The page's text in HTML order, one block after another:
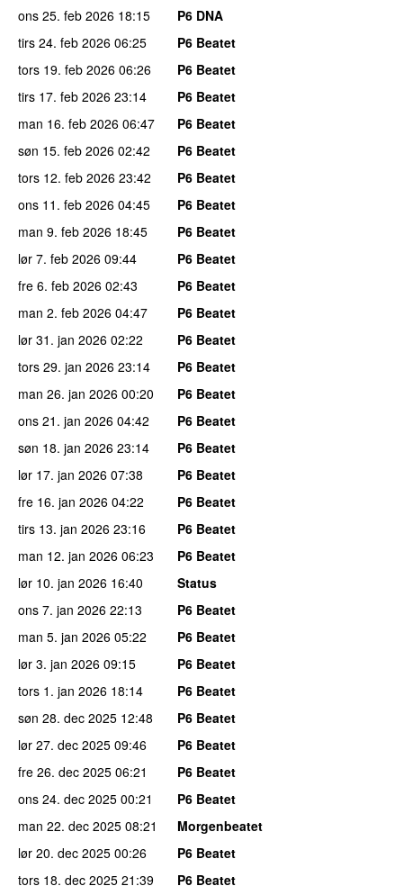
ons 25. feb 2026 18:15
P6 DNA
tirs 24. feb 2026 06:25
P6 Beatet
tors 19. feb 2026 06:26
P6 Beatet
tirs 17. feb 2026 23:14
P6 Beatet
man 16. feb 2026 06:47
P6 Beatet
søn 15. feb 2026 02:42
P6 Beatet
tors 12. feb 2026 23:42
P6 Beatet
ons 11. feb 2026 04:45
P6 Beatet
man 9. feb 2026 18:45
P6 Beatet
lør 7. feb 2026 09:44
P6 Beatet
fre 6. feb 2026 02:43
P6 Beatet
man 2. feb 2026 04:47
P6 Beatet
lør 31. jan 2026 02:22
P6 Beatet
tors 29. jan 2026 23:14
P6 Beatet
man 26. jan 2026 00:20
P6 Beatet
ons 21. jan 2026 04:42
P6 Beatet
søn 18. jan 2026 23:14
P6 Beatet
lør 17. jan 2026 07:38
P6 Beatet
fre 16. jan 2026 04:22
P6 Beatet
tirs 13. jan 2026 23:16
P6 Beatet
man 12. jan 2026 06:23
P6 Beatet
lør 10. jan 2026 16:40
Status
ons 7. jan 2026 22:13
P6 Beatet
man 5. jan 2026 05:22
P6 Beatet
lør 3. jan 2026 09:15
P6 Beatet
tors 1. jan 2026 18:14
P6 Beatet
søn 28. dec 2025 12:48
P6 Beatet
lør 27. dec 2025 09:46
P6 Beatet
fre 26. dec 2025 06:21
P6 Beatet
ons 24. dec 2025 00:21
P6 Beatet
man 22. dec 2025 08:21
Morgenbeatet
lør 20. dec 2025 00:26
P6 Beatet
tors 18. dec 2025 21:39 P6 Beatet